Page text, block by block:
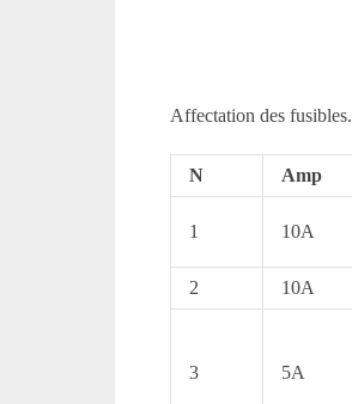
Affectation des fusibles.
N Amp
1 10A
2 10A
3 5A